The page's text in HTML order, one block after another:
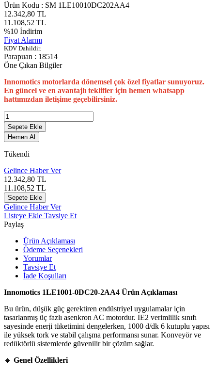
Ürün Kodu : SM 1LE10010DC202AA4
12.342,80 TL
11.108,52 TL
%10 İndirim
Fiyat Alarmı
KDV Dahildir.
Parapuan : 18514
Öne Çıkan Bilgiler
Innomotics motorlarda dönemsel çok özel fiyatlar sunuyoruz.
En güncel ve en avantajlı teklifler için hemen whatsapp
hattımızdan iletişime geçebilirsiniz.
Sepete Ekle
Hemen Al
Tükendi
Gelince Haber Ver
12.342,80 TL
11.108,52 TL
Sepete Ekle
Gelince Haber Ver
Listeye Ekle Tavsiye Et
Paylaş
Ürün Açıklaması
Ödeme Seçenekleri
Yorumlar
Tavsiye Et
İade Koşulları
Innomotics 1LE1001-0DC20-2AA4 Ürün Açıklaması
Bu ürün, düşük güç gerektiren endüstriyel uygulamalar için
tasarlanmış üç fazlı asenkron AC motordur. IE2 verimlilik sınıfı
sayesinde enerji tüketimini dengelerken, 1000 d/dk 6 kutuplu yapısı
ile yüksek tork ve stabil çalışma performansı sunar. Konveyör ve
redüktörlü sistemlerde güvenilir bir çözüm sağlar.
🔹 Genel Özellikleri